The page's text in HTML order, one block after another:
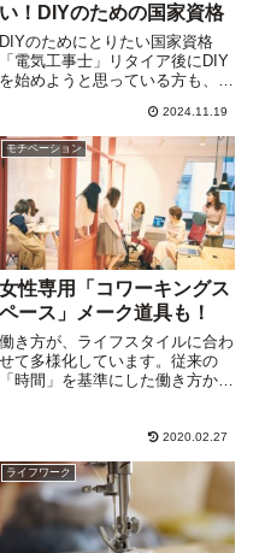
い！DIYのための国家資格
DIYのためにとりたい国家資格
「電気工事士」リタイア後にDIY
を始めようと思っている方も、多
いえば、木工での家具づくり、障
子やふすまの張替え、簡単な内装
工事が定番ですが、古い戸建てに
住んでいると、水回りや電気...
2024.11.19
モチベーション
女性専用「コワーキングス
ペース」メーク道具も！
働き方が、ライフスタイルに合わ
せて多様化しています。従来の
「時間」を基準にした働き方か
自由化？要求されたニーズに応え
ることができさえすれば、いいわ
けです。毎日、満員電車に揺られ
て余...
2020.02.27
ライフワーク